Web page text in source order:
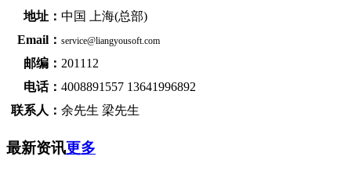
地址： 中国 上海(总部)
Email： service@liangyousoft.com
邮编： 201112
电话： 4008891557 13641996892
联系人： 余先生 梁先生
最新资讯更多